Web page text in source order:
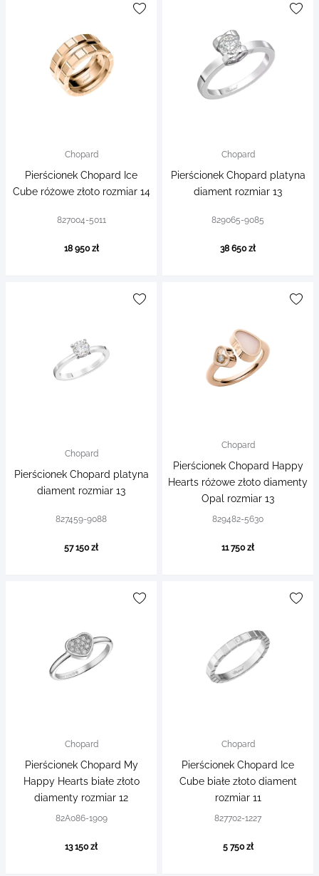
Chopard
Pierścionek Chopard Ice
Cube różowe złoto rozmiar 14
827004-5011
18 950 zł
Chopard
Pierścionek Chopard platyna
diament rozmiar 13
829065-9085
38 650 zł
Chopard
Pierścionek Chopard platyna
diament rozmiar 13
827459-9088
57 150 zł
Chopard
Pierścionek Chopard Happy
Hearts różowe złoto diamenty
Opal rozmiar 13
829482-5630
11 750 zł
Chopard
Pierścionek Chopard My
Happy Hearts białe złoto
diamenty rozmiar 12
82A086-1909
13 150 zł
Chopard
Pierścionek Chopard Ice
Cube białe złoto diament
rozmiar 11
827702-1227
5 750 zł